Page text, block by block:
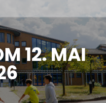
12. MAI